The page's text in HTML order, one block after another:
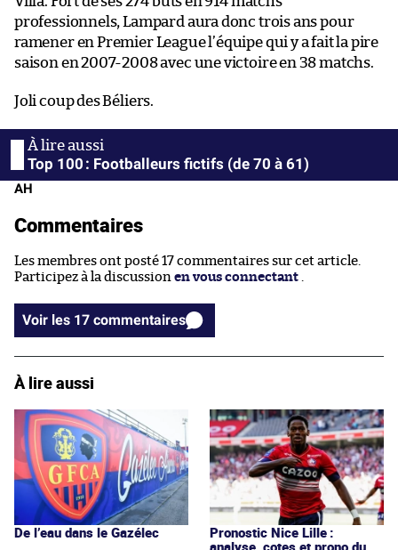
professionnels, Lampard aura donc trois ans pour
ramener en Premier League l’équipe qui y a fait la pire
saison en 2007-2008 avec une victoire en 38 matchs.
Joli coup des Béliers.
Top 100 : Footballeurs fictifs (de 70 à 61)
AH
Commentaires
Les membres ont posté 17 commentaires sur cet article.
Participez à la discussion en vous connectant
Voir les 17 commentaires
À lire aussi
De l’eau dans le Gazélec
Pronostic Nice Lille :
analyse, cotes et prono du